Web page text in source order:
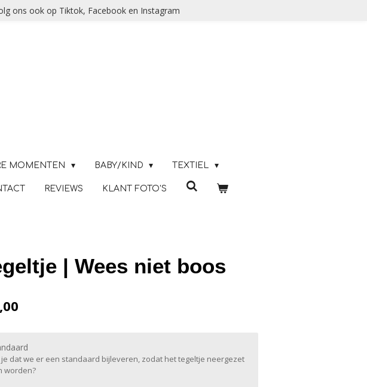
ons ook op Tiktok, Facebook en Instagram
MOMENTEN BABY/KIND TEXTIEL
REVIEWS KLANT FOTO'S
| Wees niet boos
je dat we er een standaard bijleveren, zodat het tegeltje neergezet
worden?